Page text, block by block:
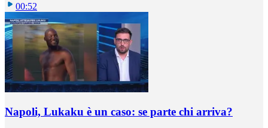
00:52
Napoli, Lukaku è un caso: se parte chi arriva?